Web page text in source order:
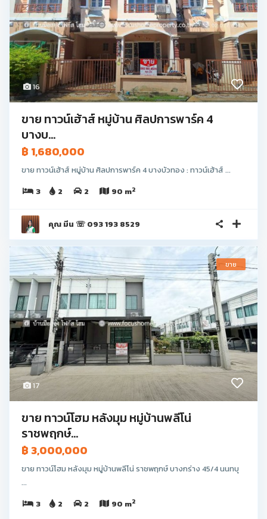
16
ขาย ทาวน์เฮ้าส์ หมู่บ้าน ศิลปการพาร์ค 4
บางบ...
฿ 1,680,000
ขาย ทาวน์เฮ้าส์ หมู่บ้าน ศิลปการพาร์ค 4 บางบัวทอง : ทาวน์เฮ้าส์ ...
3
2 2 90 m2
คุณ มีน ☏ 093 193 8529
17
ขาย
ขาย ทาวน์โฮม หลังมุม หมู่บ้านพลีโน่
ราชพฤกษ์...
฿ 3,000,000
ขาย ทาวน์โฮม หลังมุม หมู่บ้านพลีโน่ ราชพฤกษ์ บางกร่าง 45/4 นนทบุ
...
3
2 2 90 m2